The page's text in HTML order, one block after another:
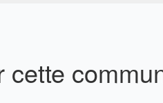
cette